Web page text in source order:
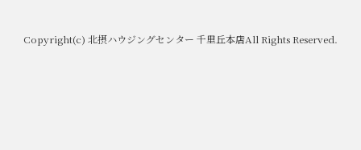
Copyright(c) 北摂ハウジングセンター 千里丘本店All Rights Reserved.